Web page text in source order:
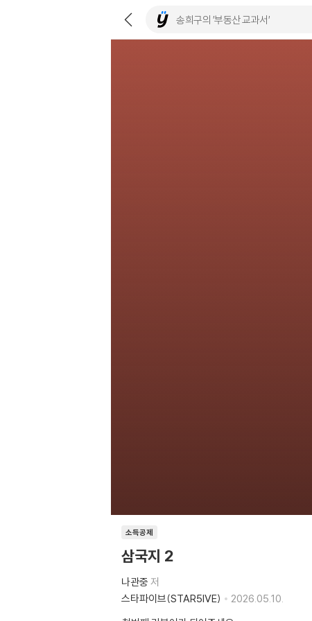
소득공제
삼국지 2
나관중 저
스타파이브(STAR5IVE)
2026.05.10.